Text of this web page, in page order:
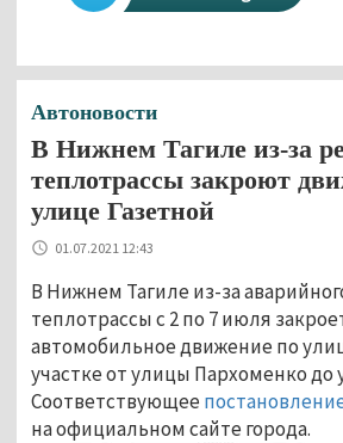
Автоновости
В Нижнем Тагиле из-за
теплотрассы закроют
улице Газетной
01.07.2021 12:43
В Нижнем Тагиле из-за
теплотрассы с 2 по 7 июля
автомобильное движение по
участке от улицы Пархоменко до
Соответствующее
на официальном сайте города.